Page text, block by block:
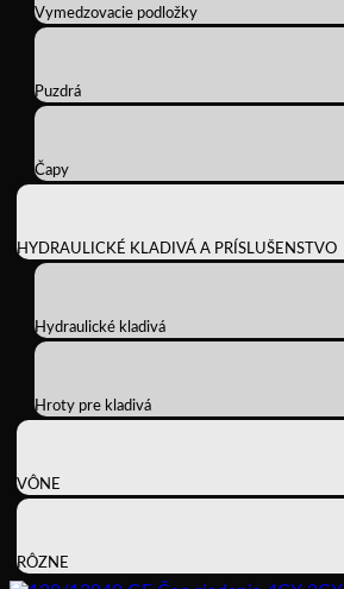
Vymedzovacie podložky
Puzdrá
Čapy
HYDRAULICKÉ KLADIVÁ A PRÍSLUŠENSTVO
Hydraulické kladivá
Hroty pre kladivá
VÔNE
RÔZNE